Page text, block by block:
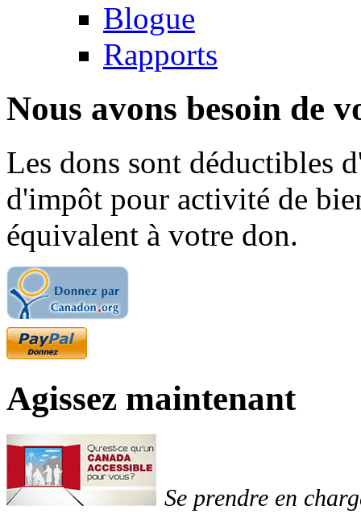
Blogue
Rapports
Nous avons besoin de
Les dons sont déductibles
d'impôt pour activité de
équivalent à votre don.
Agissez maintenant
Se prendre en